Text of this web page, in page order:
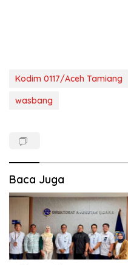
Kodim 0117/Aceh Tamiang
wasbang
Baca Juga